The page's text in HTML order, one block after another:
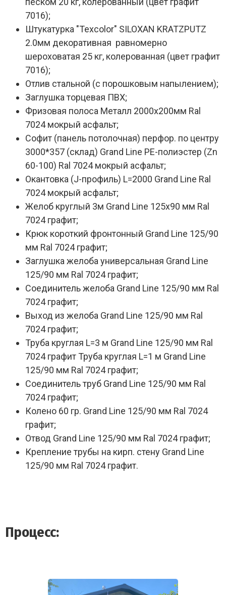
7016);
Штукатурка "Texcolor" SILOXAN KRATZPUTZ
2.0мм декоративная равномерно
шероховатая 25 кг, колерованная (цвет графит
7016);
Отлив стальной (с порошковым напылением);
Заглушка торцевая ПВХ;
Фризовая полоса Металл 2000х200мм Ral
7024 мокрый асфальт;
Софит (панель потолочная) перфор. по центру
3000*357 (склад) Grand Line PE-полиэстер (Zn
60-100) Ral 7024 мокрый асфальт;
Окантовка (J-профиль) L=2000 Grand Line Ral
7024 мокрый асфальт;
Желоб круглый 3м Grand Line 125х90 мм Ral
7024 графит;
Крюк короткий фронтонный Grand Line 125/90
мм Ral 7024 графит;
Заглушка желоба универсальная Grand Line
125/90 мм Ral 7024 графит;
Соединитель желоба Grand Line 125/90 мм Ral
7024 графит;
Выход из желоба Grand Line 125/90 мм Ral
7024 графит;
Труба круглая L=3 м Grand Line 125/90 мм Ral
7024 графит Труба круглая L=1 м Grand Line
125/90 мм Ral 7024 графит;
Соединитель труб Grand Line 125/90 мм Ral
7024 графит;
Колено 60 гр. Grand Line 125/90 мм Ral 7024
графит;
Отвод Grand Line 125/90 мм Ral 7024 графит;
Крепление трубы на кирп. стену Grand Line
125/90 мм Ral 7024 графит.
Процесс: